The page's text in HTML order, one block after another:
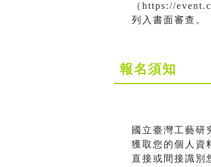
（https://
列入書面審查。
報名須知
國立臺灣工藝研
獲取您的個人資
直接或間接識別